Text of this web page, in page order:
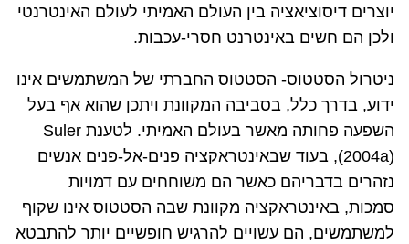
יוצרים דיסוציאציה בין העולם האמיתי לעולם האינטרנטי
ולכן הם חשים באינטרנט חסרי-עכבות.
ניטרול הסטטוס- הסטטוס החברתי של המשתמשים אינו
ידוע, בדרך כלל, בסביבה המקוונת ויתכן שהוא אף בעל
השפעה פחותה מאשר בעולם האמיתי. לטענת Suler
(
2004a), בעוד שבאינטראקציה פנים-אל-פנים אנשים
נזהרים בדבריהם כאשר הם משוחחים עם דמויות
סמכות, באינטראקציה מקוונת שבה הסטטוס אינו שקוף
למשתמשים, הם עשויים להרגיש חופשיים יותר להתבטא